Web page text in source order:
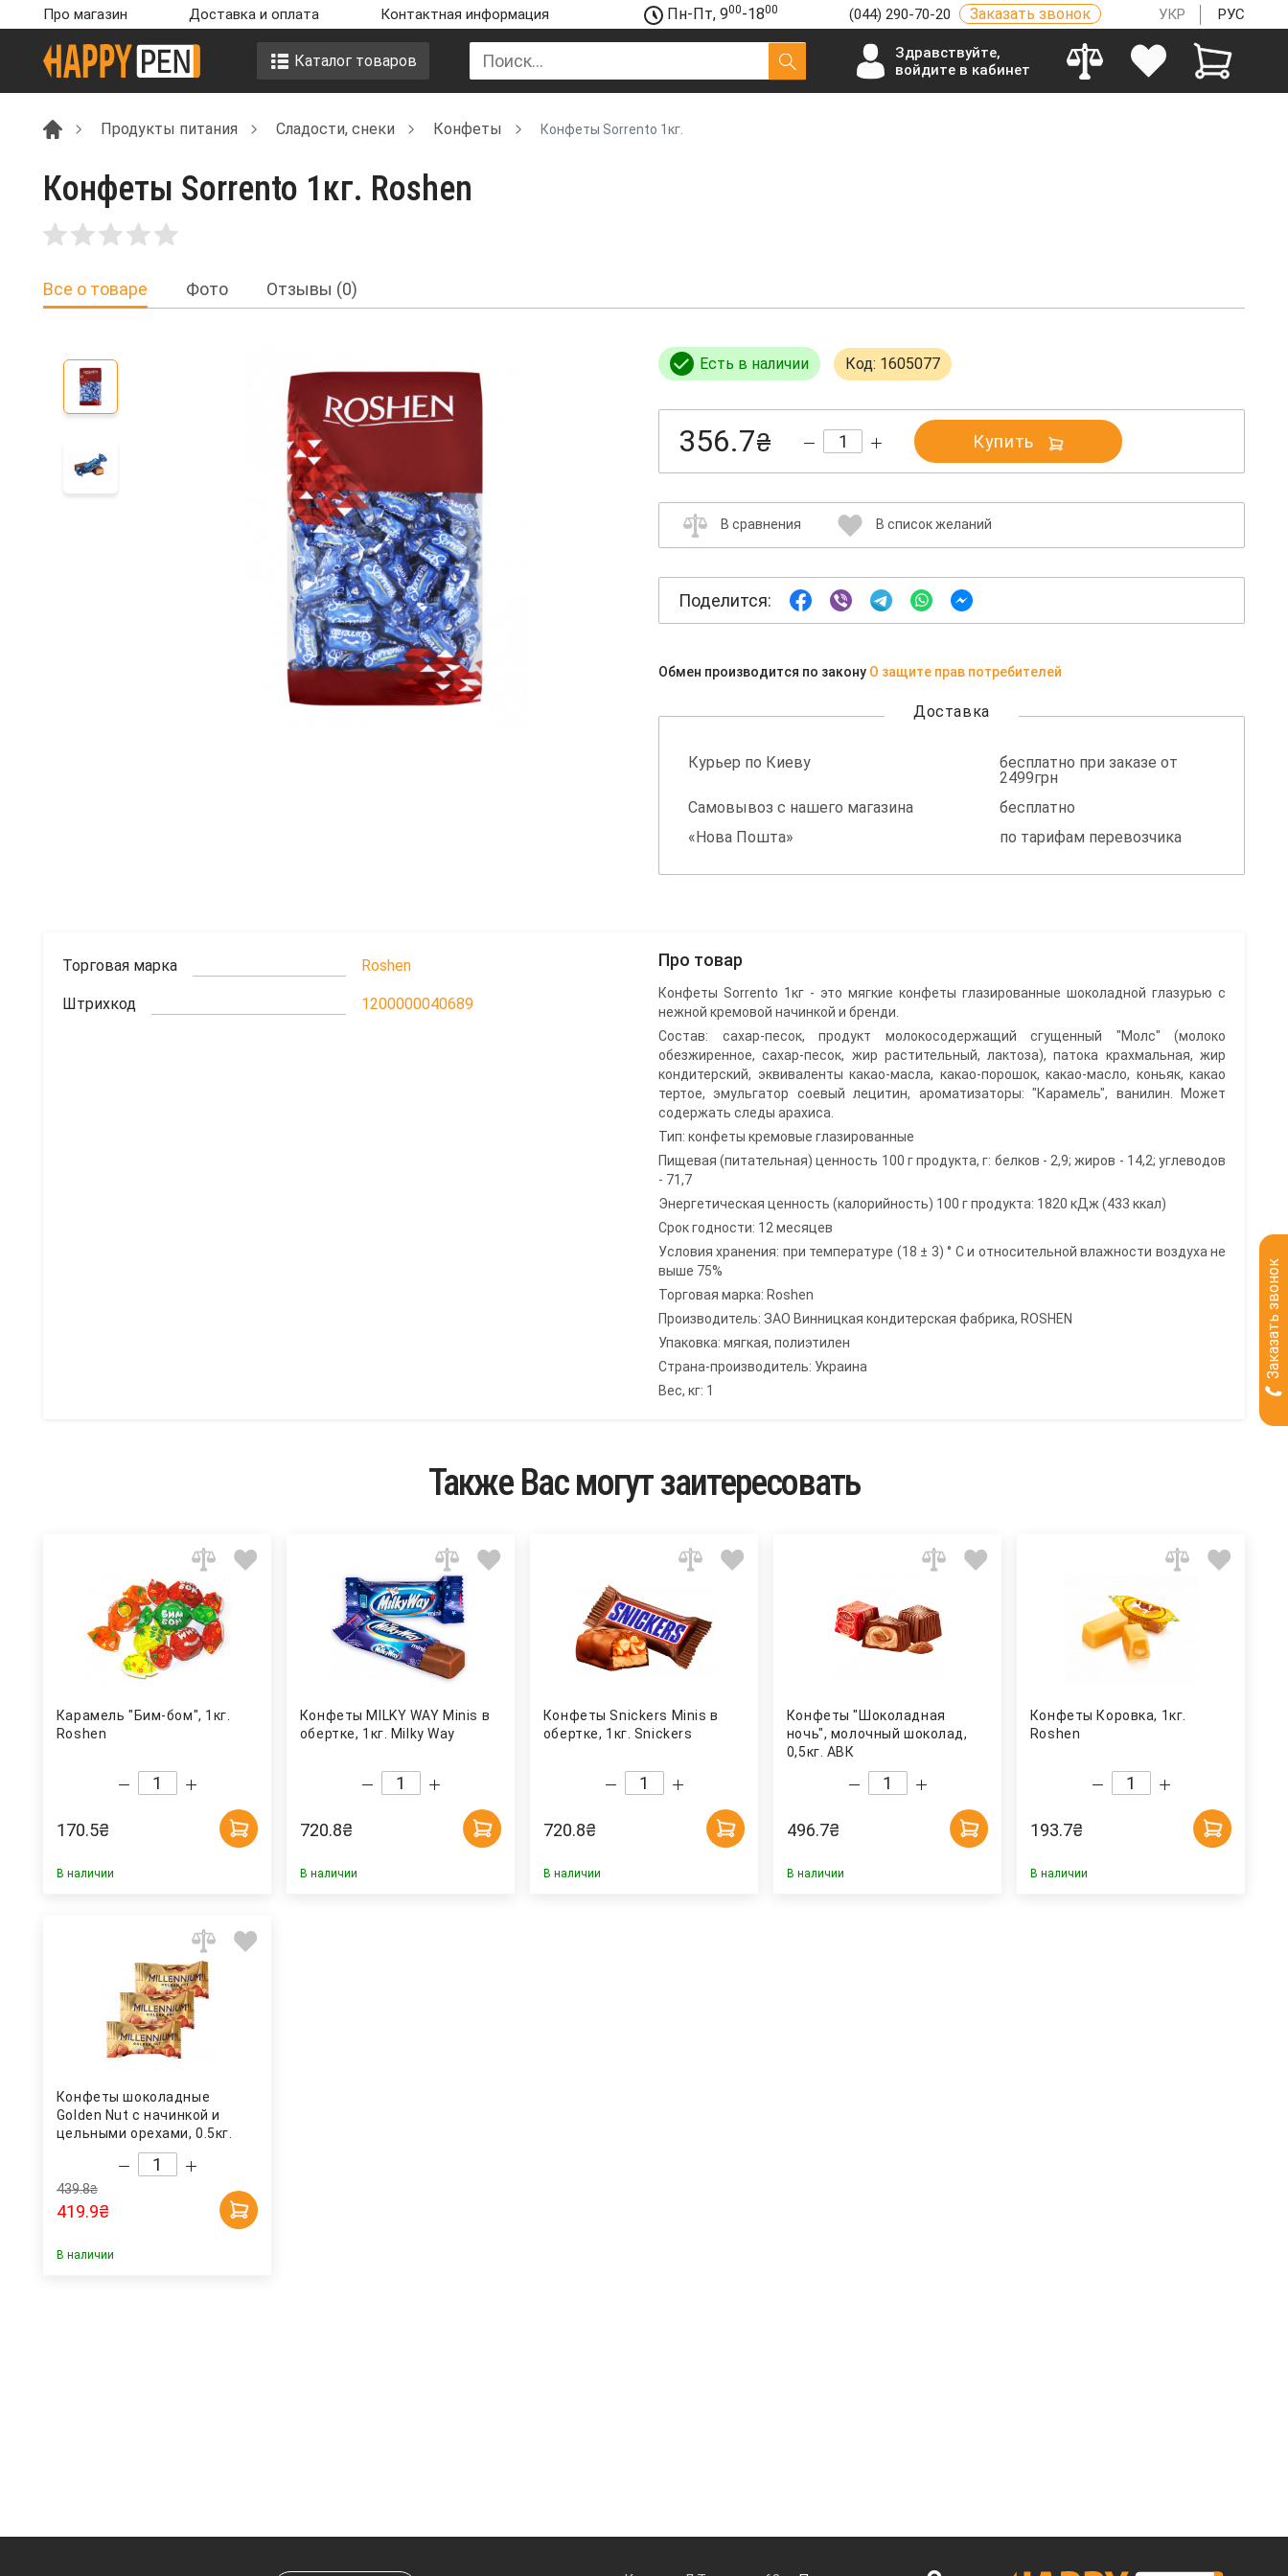
Про магазин Доставка и оплата Контактная информация Пн-Пт, 900-1800 (044) 290-70-20 Заказать звонок УКР РУС
Каталог товаров
Здравствуйте,
войдите в кабинет
Продукты питания Сладости, снеки Конфеты Конфеты Sorrento 1кг.
Конфеты Sorrento 1кг. Roshen
Все о товаре Фото Отзывы (0)
Есть в наличии Код: 1605077
356.7₴ Купить
В сравнения В список желаний
Поделится:
Обмен производится по закону О защите прав потребителей
Доставка
Курьер по Киеву
бесплатно при заказе от
2499грн
Самовывоз с нашего магазина
бесплатно
«Нова Пошта»
по тарифам перевозчика
Торговая марка Roshen
Штрихкод 1200000040689
Про товар
Конфеты Sorrento 1кг - это мягкие конфеты глазированные шоколадной глазурью с
нежной кремовой начинкой и бренди.
Состав: сахар-песок, продукт молокосодержащий сгущенный "Молс" (молоко
обезжиренное, сахар-песок, жир растительный, лактоза), патока крахмальная, жир
кондитерский, эквиваленты какао-масла, какао-порошок, какао-масло, коньяк, какао
тертое, эмульгатор соевый лецитин, ароматизаторы: "Карамель", ванилин. Может
содержать следы арахиса.
Тип: конфеты кремовые глазированные
Пищевая (питательная) ценность 100 г продукта, г: белков - 2,9; жиров - 14,2; углеводов
- 71,7
Энергетическая ценность (калорийность) 100 г продукта: 1820 кДж (433 ккал)
Срок годности: 12 месяцев
Условия хранения: при температуре (18 ± 3) ° С и относительной влажности воздуха не
выше 75%
Торговая марка: Roshen
Производитель: ЗАО Винницкая кондитерская фабрика, ROSHEN
Упаковка: мягкая, полиэтилен
Страна-производитель: Украина
Вес, кг: 1
Также Вас могут заитересовать
Карамель "Бим-бом", 1кг.
Roshen
170.5₴
В наличии
Конфеты MILKY WAY Minis в
обертке, 1кг. Milky Way
720.8₴
В наличии
Конфеты Snickers Minis в
обертке, 1кг. Snickers
720.8₴
В наличии
Конфеты "Шоколадная
ночь", молочный шоколад,
0,5кг. АВК
496.7₴
В наличии
Конфеты Коровка, 1кг.
Roshen
193.7₴
В наличии
Конфеты шоколадные
Golden Nut с начинкой и
цельными орехами, 0.5кг.
439.8₴
419.9₴
В наличии
Заказать звонок